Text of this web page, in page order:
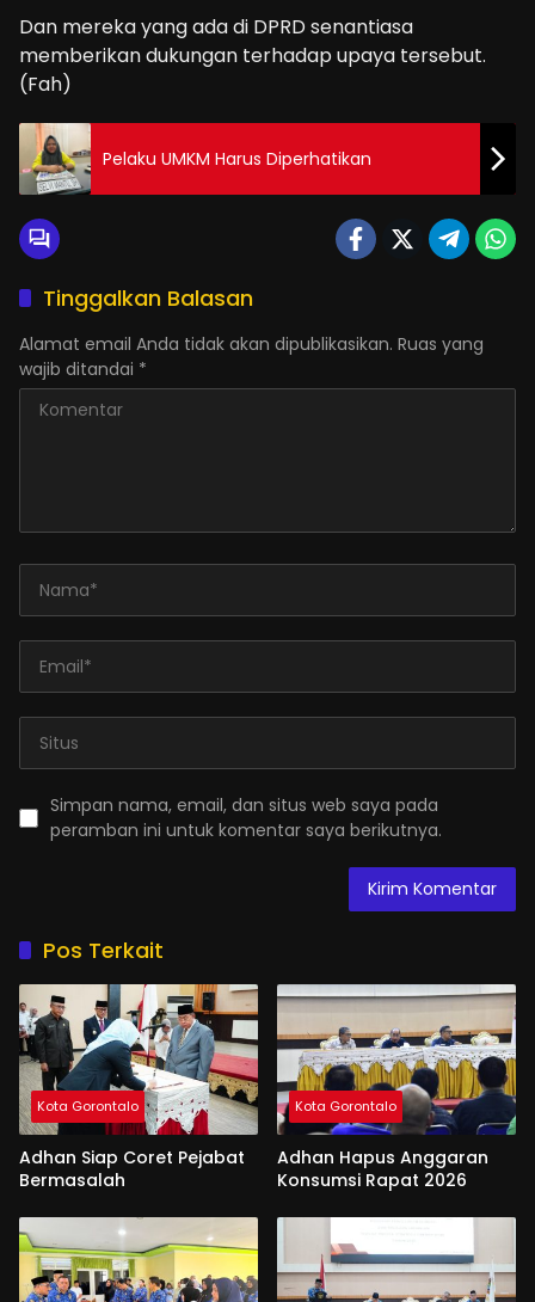
Dan mereka yang ada di DPRD senantiasa
memberikan dukungan terhadap upaya tersebut.
(Fah)
Pelaku UMKM Harus Diperhatikan
Tinggalkan Balasan
Alamat email Anda tidak akan dipublikasikan. Ruas yang
wajib ditandai *
Simpan nama, email, dan situs web saya pada
peramban ini untuk komentar saya berikutnya.
Pos Terkait
Kota Gorontalo
Adhan Siap Coret Pejabat
Bermasalah
Kota Gorontalo
Adhan Hapus Anggaran
Konsumsi Rapat 2026